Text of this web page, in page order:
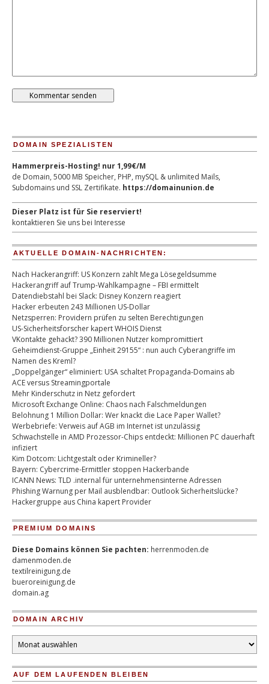
DOMAIN SPEZIALISTEN
Hammerpreis-Hosting! nur 1,99€/M
de Domain, 5000 MB Speicher, PHP, mySQL & unlimited Mails,
Subdomains und SSL Zertifikate. https://domainunion.de
Dieser Platz ist für Sie reserviert!
kontaktieren Sie uns bei Interesse
AKTUELLE DOMAIN-NACHRICHTEN:
Nach Hackerangriff: US Konzern zahlt Mega Lösegeldsumme
Hackerangriff auf Trump-Wahlkampagne – FBI ermittelt
Datendiebstahl bei Slack: Disney Konzern reagiert
Hacker erbeuten 243 Millionen US-Dollar
Netzsperren: Providern prüfen zu selten Berechtigungen
US-Sicherheitsforscher kapert WHOIS Dienst
VKontakte gehackt? 390 Millionen Nutzer kompromittiert
Geheimdienst-Gruppe „Einheit 29155“ : nun auch Cyberangriffe im
Namen des Kreml?
„Doppelgänger“ eliminiert: USA schaltet Propaganda-Domains ab
ACE versus Streamingportale
Mehr Kinderschutz in Netz gefordert
Microsoft Exchange Online: Chaos nach Falschmeldungen
Belohnung 1 Million Dollar: Wer knackt die Lace Paper Wallet?
Werbebriefe: Verweis auf AGB im Internet ist unzulässig
Schwachstelle in AMD Prozessor-Chips entdeckt: Millionen PC dauerhaft
infiziert
Kim Dotcom: Lichtgestalt oder Krimineller?
Bayern: Cybercrime-Ermittler stoppen Hackerbande
ICANN News: TLD .internal für unternehmensinterne Adressen
Phishing Warnung per Mail ausblendbar: Outlook Sicherheitslücke?
Hackergruppe aus China kapert Provider
PREMIUM DOMAINS
Diese Domains können Sie pachten: herrenmoden.de
damenmoden.de
textilreinigung.de
bueroreinigung.de
domain.ag
DOMAIN ARCHIV
Domain
Archiv
AUF DEM LAUFENDEN BLEIBEN